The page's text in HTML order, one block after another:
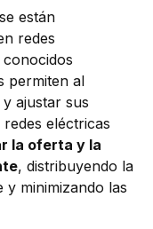
están
redes
permiten al
ajustar sus
eléctricas
la oferta y la
, distribuyendo la
y minimizando las